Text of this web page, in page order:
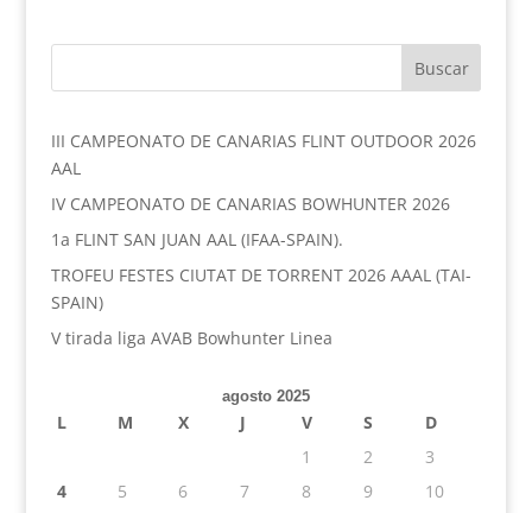
III CAMPEONATO DE CANARIAS FLINT OUTDOOR 2026
AAL
IV CAMPEONATO DE CANARIAS BOWHUNTER 2026
1a FLINT SAN JUAN AAL (IFAA-SPAIN).
TROFEU FESTES CIUTAT DE TORRENT 2026 AAAL (TAI-
SPAIN)
V tirada liga AVAB Bowhunter Linea
agosto 2025
L M X J V S
D
1
2
3
4
5 6 7 8 9
10